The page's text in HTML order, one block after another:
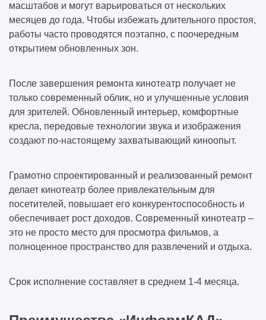
масштабов и могут варьироваться от нескольких
месяцев до года. Чтобы избежать длительного простоя,
работы часто проводятся поэтапно, с поочередным
открытием обновленных зон.
После завершения ремонта кинотеатр получает не
только современный облик, но и улучшенные условия
для зрителей. Обновленный интерьер, комфортные
кресла, передовые технологии звука и изображения
создают по-настоящему захватывающий киноопыт.
Грамотно спроектированный и реализованный ремонт
делает кинотеатр более привлекательным для
посетителей, повышает его конкурентоспособность и
обеспечивает рост доходов. Современный кинотеатр –
это не просто место для просмотра фильмов, а
полноценное пространство для развлечений и отдыха.
Срок исполнение составляет в среднем 1-4 месяца.